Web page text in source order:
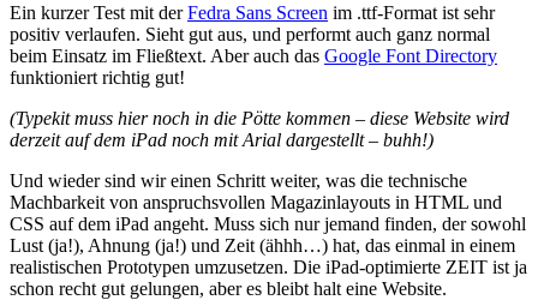
Ein kurzer Test mit derFedra Sans Screen im .ttf-Format ist sehr
positiv verlaufen. Sieht gut aus, und performt auch ganz normal
beim Einsatz im Fließtext. Aber auch das Google Font Directory
funktioniert richtig gut!
(Typekit muss hier noch in die Pötte kommen – diese Website wird
derzeit auf dem iPad noch mit Arial dargestellt – buhh!)
Und wieder sind wir einen Schritt weiter, was die technische
Machbarkeit von anspruchsvollen Magazinlayouts in HTML und
CSS auf dem iPad angeht. Muss sich nur jemand finden, der sowohl
Lust (ja!), Ahnung (ja!) und Zeit (ähhh…) hat, das einmal in einem
realistischen Prototypen umzusetzen. Die iPad-optimierte ZEIT ist ja
schon recht gut gelungen, aber es bleibt halt eine Website.